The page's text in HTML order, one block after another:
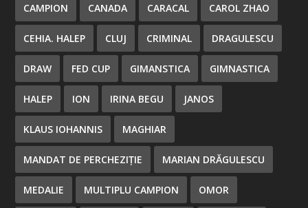
CAMPION CANADA CARACAL CAROL ZHAO
CEHIA. HALEP CLUJ CRIMINAL DRAGULESCU
DRAW FED CUP GIMANSTICA GIMNASTICA
HALEP ION IRINA BEGU JANOS
KLAUS IOHANNIS MAGHIAR
MANDAT DE PERCHEZIȚIE MARIAN DRĂGULESCU
MEDALIE MULTIPLU CAMPION OMOR